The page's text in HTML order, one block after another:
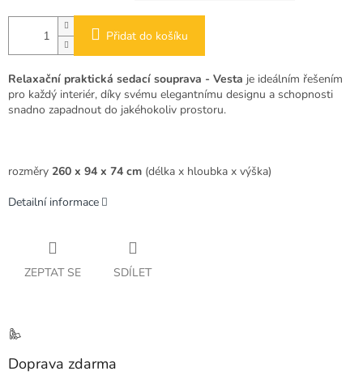
Přidat do košíku
Relaxační praktická sedací souprava - Vesta je ideálním řešením
pro každý interiér, díky svému elegantnímu designu a schopnosti
snadno zapadnout do jakéhokoliv prostoru.
rozměry 260 x 94 x 74 cm (délka x hloubka x výška)
Detailní informace
ZEPTAT SE SDÍLET
Doprava zdarma